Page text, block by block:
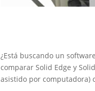
¿Está buscando un
comparar Solid Edge y
asistido por computadora)